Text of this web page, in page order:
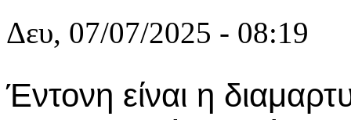
Δευ, 07/07/2025 - 08:19
Έντονη είναι η